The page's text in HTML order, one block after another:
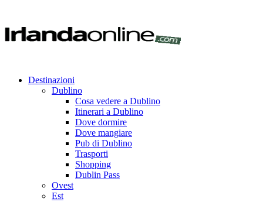
Destinazioni
Dublino
Cosa vedere a Dublino
Itinerari a Dublino
Dove dormire
Dove mangiare
Pub di Dublino
Trasporti
Shopping
Dublin Pass
Ovest
Est